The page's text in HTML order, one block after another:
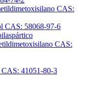
CAS:
CAS: 58068-97-6
CAS:
41051-80-3